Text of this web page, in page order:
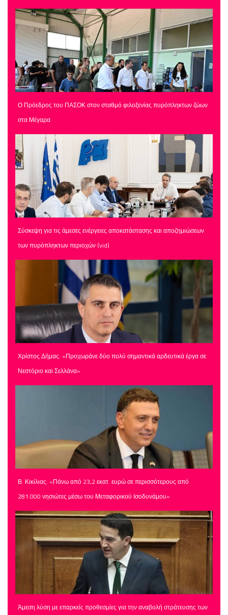
Ο Πρόεδρος του ΠΑΣΟΚ στον σταθμό φιλοξενίας πυρόπληκτων ζώων
στα Μέγαρα
Σύσκεψη για τις άμεσες ενέργειες αποκατάστασης και αποζημιώσεων
των πυρόπληκτων περιοχών (vid)
Χρίστος Δήμας: «Προχωράνε δύο πολύ σημαντικά αρδευτικά έργα σε
Νεστόριο και Σελλάνα»
Β. Κικίλιας: «Πάνω από 23,2 εκατ. ευρώ σε περισσότερους από
281.000 νησιώτες μέσω του Μεταφορικού Ισοδυνάμου»
Άμεση λύση με επαρκείς προθεσμίες για την αναβολή στράτευσης των